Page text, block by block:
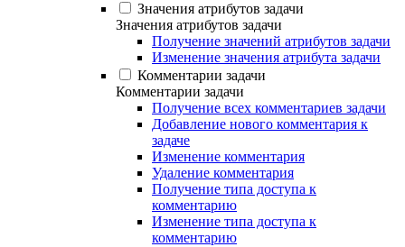
Значения атрибутов задачи
Значения атрибутов задачи
Получение значений атрибутов задачи
Изменение значения атрибута задачи
Комментарии задачи
Комментарии задачи
Получение всех комментариев задачи
Добавление нового комментария к
задаче
Изменение комментария
Удаление комментария
Получение типа доступа к
комментарию
Изменение типа доступа к
комментарию